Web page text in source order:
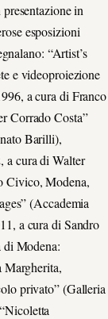
in
esposizioni
“Artist’s
e videoproiezione
a cura di Franco
Corrado Costa”
Barilli),
a cura di Walter
Civico, Modena,
(Accademia
a cura di Sandro
Modena:
Margherita,
privato” (Galleria